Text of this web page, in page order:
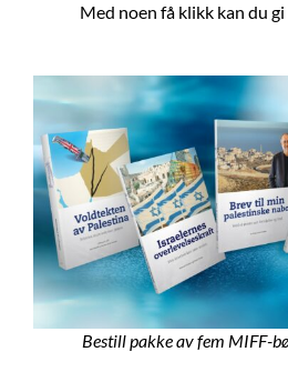
Med noen få klikk kan du
Bestill pakke av fem MIFF-